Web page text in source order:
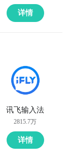
详情
讯飞输入法
2815.7万
详情